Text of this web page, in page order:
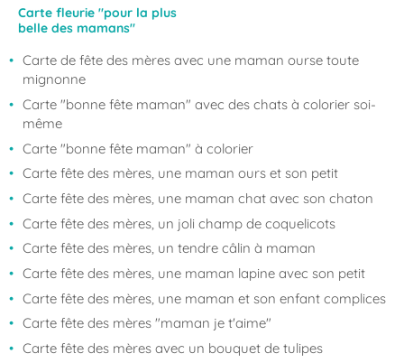
Carte fleurie "pour la plus
belle des mamans"
Carte de fête des mères avec une maman ourse toute
mignonne
Carte "bonne fête maman" avec des chats à colorier soi-
même
Carte "bonne fête maman" à colorier
Carte fête des mères, une maman ours et son petit
Carte fête des mères, une maman chat avec son chaton
Carte fête des mères, un joli champ de coquelicots
Carte fête des mères, un tendre câlin à maman
Carte fête des mères, une maman lapine avec son petit
Carte fête des mères, une maman et son enfant complices
Carte fête des mères "maman je t'aime"
Carte fête des mères avec un bouquet de tulipes